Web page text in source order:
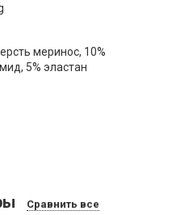
меринос, 10%
5% эластан
Сравнить все